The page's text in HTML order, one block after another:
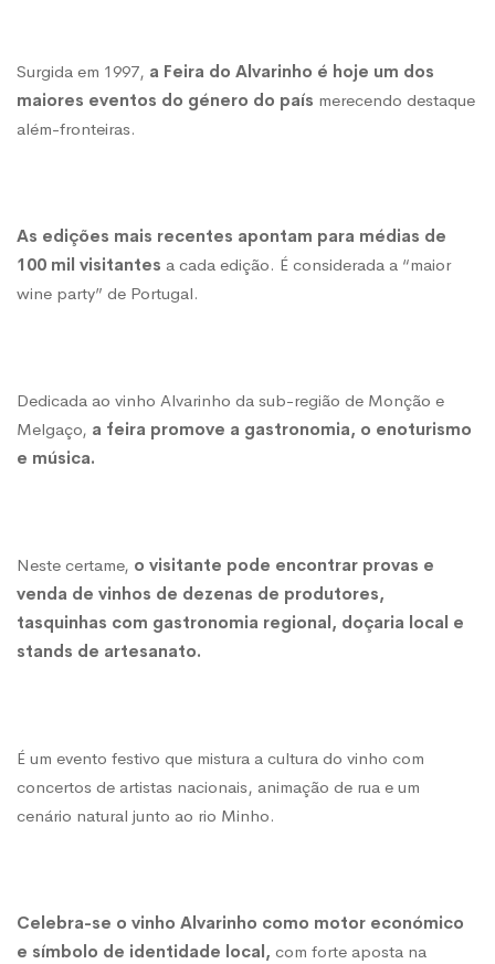
Surgida em 1997, a Feira do Alvarinho é hoje um dos
maiores eventos do género do país merecendo destaque
além-fronteiras.
As edições mais recentes apontam para médias de
100 mil visitantes a cada edição. É considerada a “maior
wine party” de Portugal.
Dedicada ao vinho Alvarinho da sub-região de Monção e
Melgaço, a feira promove a gastronomia, o enoturismo
e música.
Neste certame, o visitante pode encontrar provas e
venda de vinhos de dezenas de produtores,
tasquinhas com gastronomia regional, doçaria local e
stands de artesanato.
É um evento festivo que mistura a cultura do vinho com
concertos de artistas nacionais, animação de rua e um
cenário natural junto ao rio Minho.
Celebra-se o vinho Alvarinho como motor económico
e símbolo de identidade local, com forte aposta na